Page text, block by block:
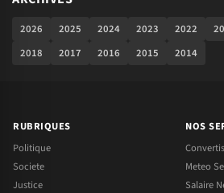
2026 2025 2024 2023 2022
2018
2017 2016 2015 2014
RUBRIQUES
Politique
Societe
Justice
NOS
Meteo
Salaire